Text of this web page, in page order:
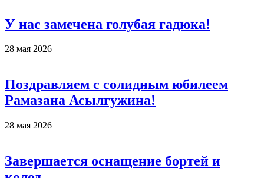
У нас замечена голубая гадюка!
28 мая 2026
Поздравляем с солидным юбилеем
Рамазана Асылгужина!
28 мая 2026
Завершается оснащение бортей и